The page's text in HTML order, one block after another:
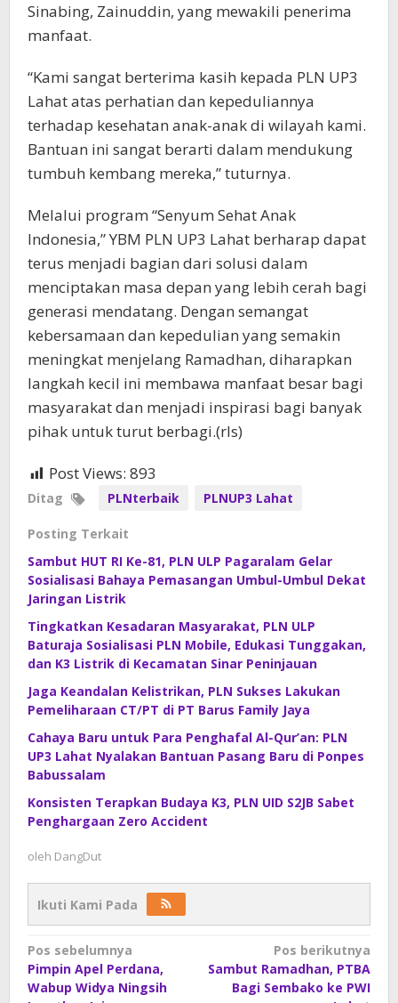
Sinabing, Zainuddin, yang mewakili penerima
manfaat.
“Kami sangat berterima kasih kepada PLN UP3
Lahat atas perhatian dan kepeduliannya
terhadap kesehatan anak-anak di wilayah kami.
Bantuan ini sangat berarti dalam mendukung
tumbuh kembang mereka,” tuturnya.
Melalui program “Senyum Sehat Anak
Indonesia,” YBM PLN UP3 Lahat berharap dapat
terus menjadi bagian dari solusi dalam
menciptakan masa depan yang lebih cerah bagi
generasi mendatang. Dengan semangat
kebersamaan dan kepedulian yang semakin
meningkat menjelang Ramadhan, diharapkan
langkah kecil ini membawa manfaat besar bagi
masyarakat dan menjadi inspirasi bagi banyak
pihak untuk turut berbagi.(rls)
Post Views: 893
Ditag PLNterbaik PLNUP3 Lahat
Posting Terkait
Sambut HUT RI Ke-81, PLN ULP Pagaralam Gelar
Sosialisasi Bahaya Pemasangan Umbul-Umbul Dekat
Jaringan Listrik
Tingkatkan Kesadaran Masyarakat, PLN ULP
Baturaja Sosialisasi PLN Mobile, Edukasi Tunggakan,
dan K3 Listrik di Kecamatan Sinar Peninjauan
Jaga Keandalan Kelistrikan, PLN Sukses Lakukan
Pemeliharaan CT/PT di PT Barus Family Jaya
Cahaya Baru untuk Para Penghafal Al-Qur’an: PLN
UP3 Lahat Nyalakan Bantuan Pasang Baru di Ponpes
Babussalam
Konsisten Terapkan Budaya K3, PLN UID S2JB Sabet
Penghargaan Zero Accident
oleh DangDut
Ikuti Kami Pada
Navigasi
pos
Pos sebelumnya
Pimpin Apel Perdana,
Wabup Widya Ningsih
Pos berikutnya
Sambut Ramadhan, PTBA
Bagi Sembako ke PWI